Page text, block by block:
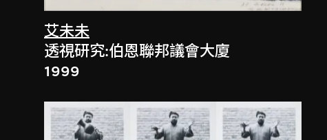
艾未未
透視研究:伯恩聯邦議會大廈
1999